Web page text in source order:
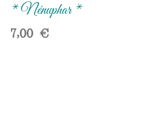
* Nénuphar *
7,00€